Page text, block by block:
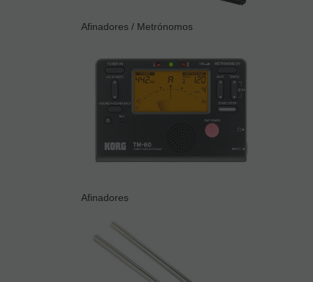
Afinadores / Metrónomos
Afinadores